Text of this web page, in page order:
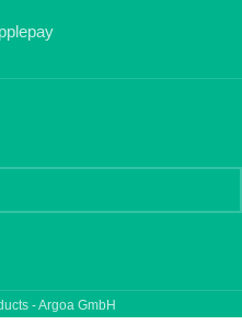
- Argoa GmbH